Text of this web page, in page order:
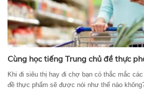
Cùng học tiếng Trung chủ đề thực
Khi đi siêu thị hay đi chợ bạn có thắc mắc
đề thực phẩm sẽ được nói như thế nào